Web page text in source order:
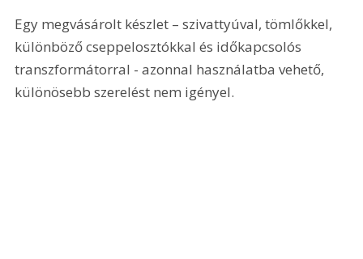
Egy megvásárolt készlet – szivattyúval, tömlőkkel,
különböző cseppelosztókkal és időkapcsolós
transzformátorral - azonnal használatba vehető,
különösebb szerelést nem igényel.